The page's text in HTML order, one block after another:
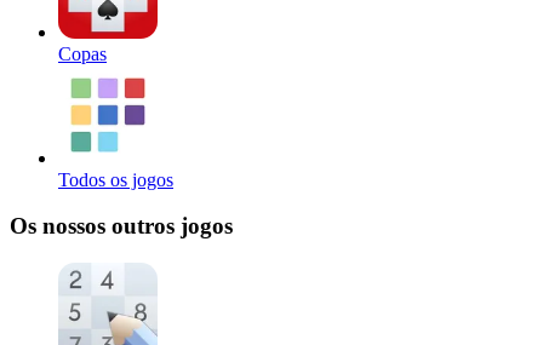
Copas
Todos os jogos
Os nossos outros jogos